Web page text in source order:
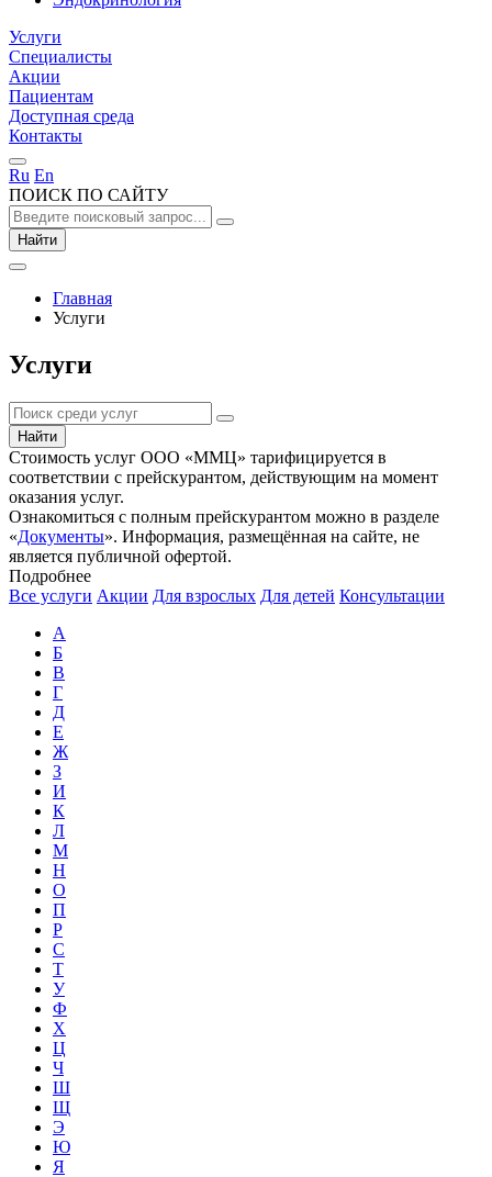
Услуги
Специалисты
Акции
Пациентам
Доступная среда
Контакты
Ru En
ПОИСК ПО САЙТУ
Найти
Главная
Услуги
Услуги
Найти
Стоимость услуг ООО «ММЦ» тарифицируется в
соответствии с прейскурантом, действующим на момент
оказания услуг.
Ознакомиться с полным прейскурантом можно в разделе
«Документы». Информация, размещённая на сайте, не
является публичной офертой.
Подробнее
Все услуги Акции Для взрослых Для детей Консультации
А
Б
В
Г
Д
Е
Ж
З
И
К
Л
М
Н
О
П
Р
С
Т
У
Ф
Х
Ц
Ч
Ш
Щ
Э
Ю
Я